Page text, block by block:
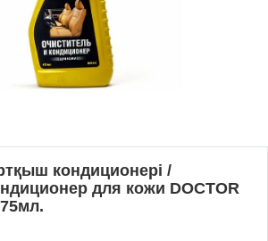
кондиционері /
для кожи DOCTOR